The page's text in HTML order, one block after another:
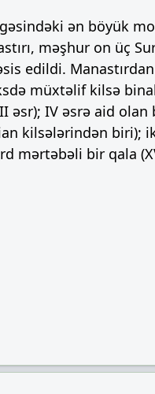
ən böyük
məşhur on üç
edildi.
müxtəlif kilsə
əsr); IV əsrə aid
kilsələrindən biri);
mərtəbəli bir qala